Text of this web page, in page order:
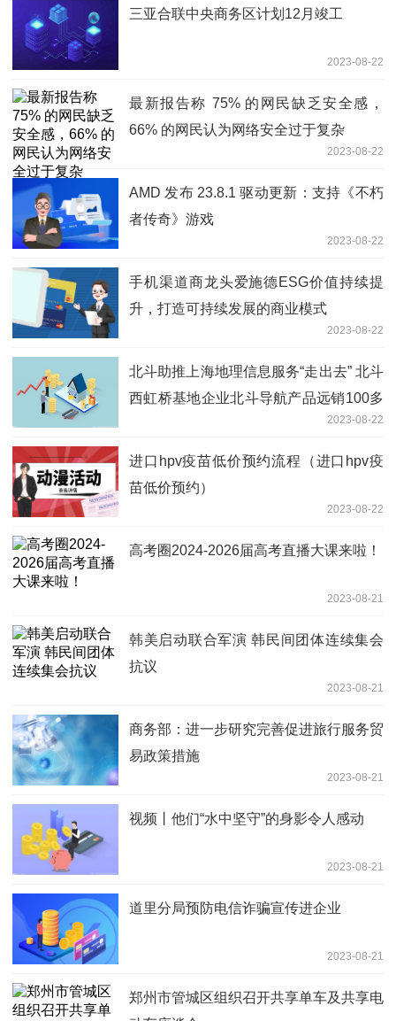
三亚合联中央商务区计划12月竣工
2023-08-22
最新报告称 75% 的网民缺乏安全感，
66% 的网民认为网络安全过于复杂
2023-08-22
AMD 发布 23.8.1 驱动更新：支持《不朽
者传奇》游戏
2023-08-22
手机渠道商龙头爱施德ESG价值持续提
升，打造可持续发展的商业模式
2023-08-22
北斗助推上海地理信息服务“走出去” 北斗
西虹桥基地企业北斗导航产品远销100多
2023-08-22
进口hpv疫苗低价预约流程（进口hpv疫
苗低价预约）
2023-08-22
高考圈2024-2026届高考直播大课来啦！
2023-08-21
韩美启动联合军演 韩民间团体连续集会
抗议
2023-08-21
商务部：进一步研究完善促进旅行服务贸
易政策措施
2023-08-21
视频丨他们“水中坚守”的身影令人感动
2023-08-21
道里分局预防电信诈骗宣传进企业
2023-08-21
郑州市管城区组织召开共享单车及共享电